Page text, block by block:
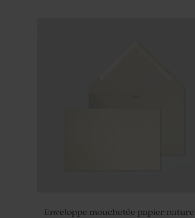
Enveloppe mouchetée papier